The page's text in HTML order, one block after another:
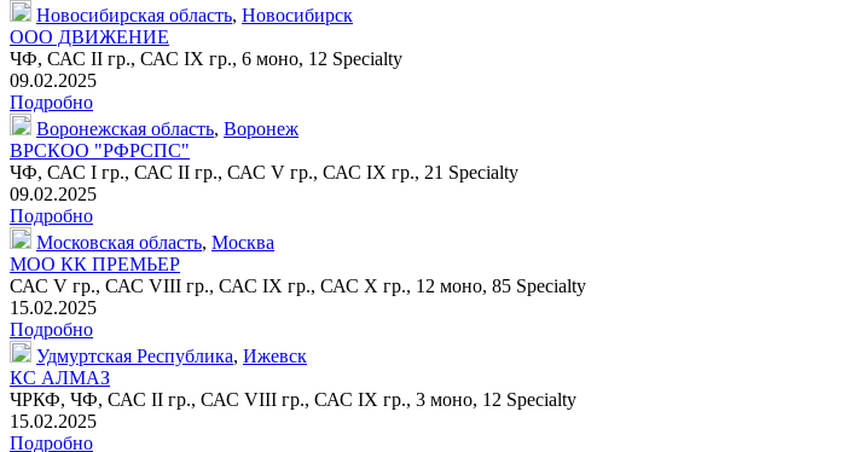
Новосибирская область, Новосибирск
ООО ДВИЖЕНИЕ
ЧФ, САС II гр., САС IX гр., 6 моно, 12 Specialty
09.02.2025
Подробно
Воронежская область, Воронеж
ВРСКОО "РФРСПС"
ЧФ, САС I гр., САС II гр., САС V гр., САС IX гр., 21 Specialty
09.02.2025
Подробно
Московская область, Москва
МОО КК ПРЕМЬЕР
САС V гр., САС VIII гр., САС IX гр., САС X гр., 12 моно, 85 Specialty
15.02.2025
Подробно
Удмуртская Республика, Ижевск
КС АЛМАЗ
ЧРКФ, ЧФ, САС II гр., САС VIII гр., САС IX гр., 3 моно, 12 Specialty
15.02.2025
Подробно